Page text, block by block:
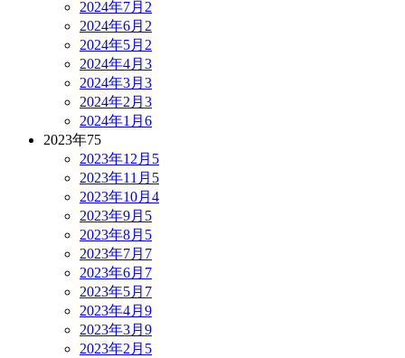
2024年7月 2
2024年6月 2
2024年5月 2
2024年4月 3
2024年3月 3
2024年2月 3
2024年1月 6
2023年75
2023年12月 5
2023年11月 5
2023年10月 4
2023年9月 5
2023年8月 5
2023年7月 7
2023年6月 7
2023年5月 7
2023年4月 9
2023年3月 9
2023年2月 5